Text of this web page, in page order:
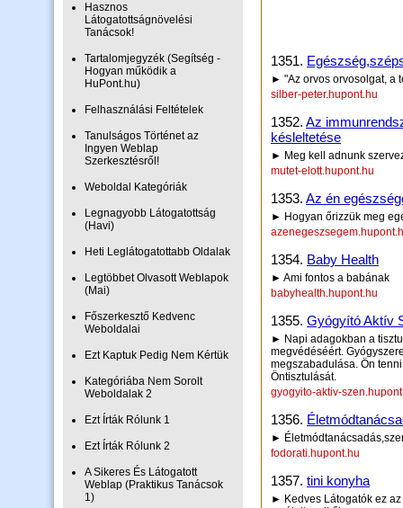
Hasznos
Látogatottságnövelési
Tanácsok!
Tartalomjegyzék (Segítség -
Hogyan működik a
HuPont.hu)
Felhasználási Feltételek
Tanulságos Történet az
Ingyen Weblap
Szerkesztésről!
Weboldal Kategóriák
Legnagyobb Látogatottság
(Havi)
Heti Leglátogatottabb Oldalak
Legtöbbet Olvasott Weblapok
(Mai)
Főszerkesztő Kedvenc
Weboldalai
Ezt Kaptuk Pedig Nem Kértük
Kategóriába Nem Sorolt
Weboldalak 2
Ezt Írták Rólunk 1
Ezt Írták Rólunk 2
A Sikeres És Látogatott
Weblap (Praktikus Tanácsok
1)
1351.
► "Az orvos orvosolgat, a
silber-peter.hupont.hu
1352. Az
késleltetése
► Meg kell adnunk
mutet-elott.hupont.hu
1353. Az én
► Hogyan őrizzük meg
1354. Baby Health
► Ami fontos a babának
babyhealth.hupont.hu
1355. Gyógyító Aktív
► Napi adagokban a
megvédéséért.
megszabadulása. Ön
Öntisztulását.
gyogyito-aktiv-
1356.
►
fodorati.hupont.hu
1357. tini konyha
► Kedves Látogatók ez